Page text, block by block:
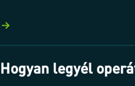
egyedi domaint és
Hogyan legyél